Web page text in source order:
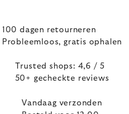
100 dagen retourneren
Probleemloos, gratis ophalen
Trusted shops: 4,6 / 5
50+ gecheckte reviews
Vandaag verzonden